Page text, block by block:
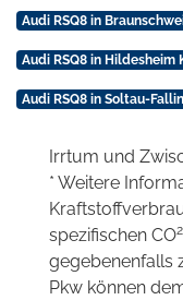
Audi RSQ8 in
Audi RSQ8 in Hildesheim
Audi RSQ8 in Soltau-
Irrtum und
* Weitere
spezifischen CO2
gegebenenfalls
Pkw können